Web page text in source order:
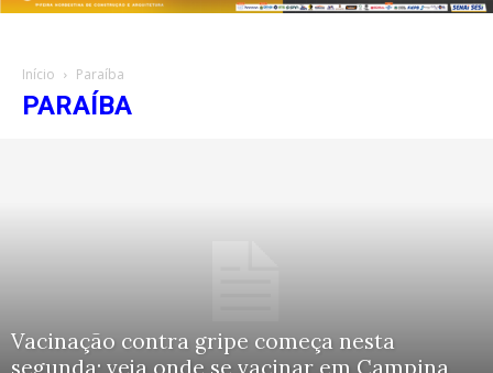
Início Paraíba
PARAÍBA
Vacinação contra gripe começa nesta
segunda; veja onde se vacinar em Campina